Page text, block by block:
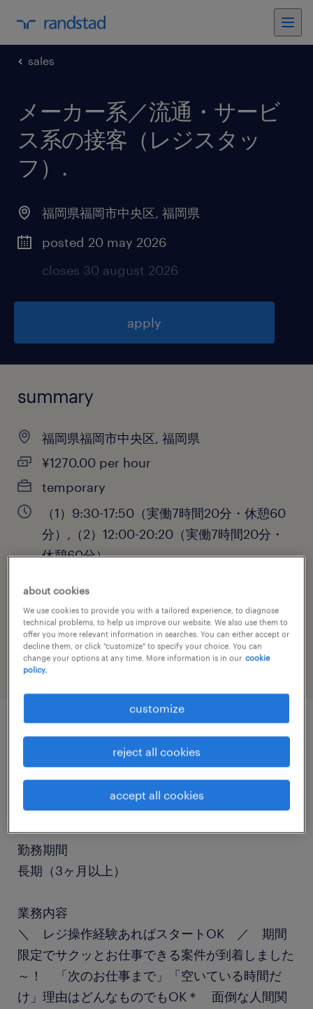
sales
メーカー系／流通・サービ
ス系の接客（レジスタッ
フ） .
福岡県福岡市中央区, 福岡県
posted 20 may 2026
closes 30 august 2026
apply
summary
福岡県福岡市中央区, 福岡県
¥1270.00 per hour
temporary
（1）9:30-17:50（実働7時間20分・休憩60
分）,（2）12:00-20:20（実働7時間20分・
休憩60分）
job category
sales
job details
職種
接客（レジスタッフ）
勤務期間
長期（3ヶ月以上）
業務内容
＼ レジ操作経験あればスタートOK ／ 期間
限定でサクッとお仕事できる案件が到着しました
～！ 「次のお仕事まで」「空いている時間だ
け」理由はどんなものでもOK＊ 面倒な人間関
about cookies
We use cookies to provide you with a tailored experience, to diagnose
technical problems, to help us improve our website. We also use them to
offer you more relevant information in searches. You can either accept or
decline them, or click "customize" to specify your choice. You can
change your options at any time. More information is in our cookie
policy.
customize
reject all cookies
accept all cookies